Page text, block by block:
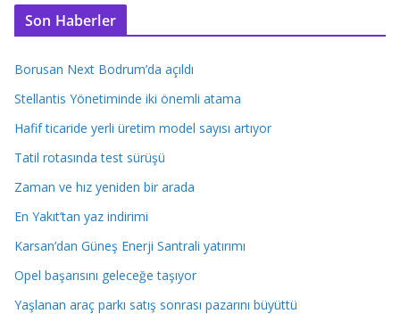
Son Haberler
Borusan Next Bodrum’da açıldı
Stellantis Yönetiminde iki önemli atama
Hafif ticaride yerli üretim model sayısı artıyor
Tatil rotasında test sürüşü
Zaman ve hız yeniden bir arada
En Yakıt’tan yaz indirimi
Karsan’dan Güneş Enerji Santrali yatırımı
Opel başarısını geleceğe taşıyor
Yaşlanan araç parkı satış sonrası pazarını büyüttü